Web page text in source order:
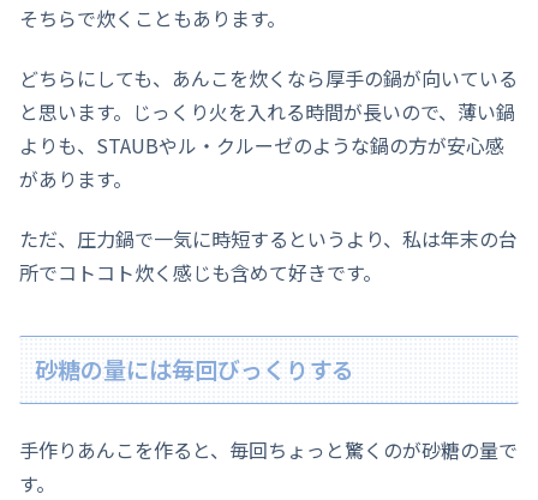
そちらで炊くこともあります。
どちらにしても、あんこを炊くなら厚手の鍋が向いている
と思います。じっくり火を入れる時間が長いので、薄い鍋
よりも、STAUBやル・クルーゼのような鍋の方が安心感
があります。
ただ、圧力鍋で一気に時短するというより、私は年末の台
所でコトコト炊く感じも含めて好きです。
砂糖の量には毎回びっくりする
手作りあんこを作ると、毎回ちょっと驚くのが砂糖の量で
す。